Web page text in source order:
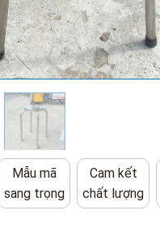
Mẫu mã
sang trọng
Cam kết
chất lượng